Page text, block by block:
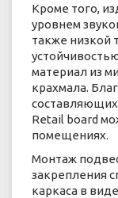
Кроме того,
уровнем
также низкой
материал из
крахмала.
Retail board
помещениях.
Монтаж
закрепления
каркаса в